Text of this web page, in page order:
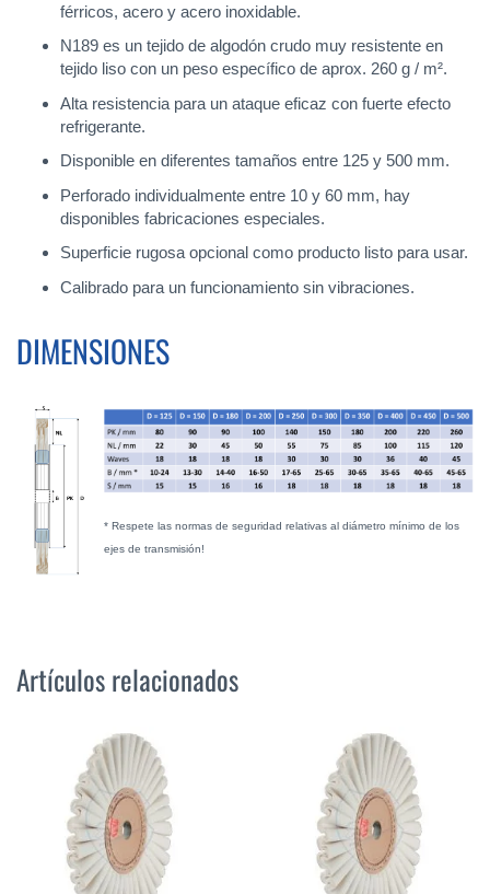
férricos, acero y acero inoxidable.
N189 es un tejido de algodón crudo muy resistente en
tejido liso con un peso específico de aprox. 260 g / m².
Alta resistencia para un ataque eficaz con fuerte efecto
refrigerante.
Disponible en diferentes tamaños entre 125 y 500 mm.
Perforado individualmente entre 10 y 60 mm, hay
disponibles fabricaciones especiales.
Superficie rugosa opcional como producto listo para usar.
Calibrado para un funcionamiento sin vibraciones.
DIMENSIONES
* Respete las normas de seguridad relativas al diámetro mínimo de los
ejes de transmisión!
Artículos relacionados